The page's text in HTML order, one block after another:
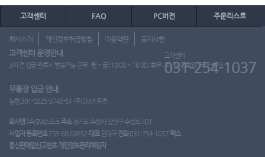
고객센터 FAQ PC버전 주문리스트
회사소개 개인정보취급방침 이용약관 공지사항
고객센터 운영안내
3시 전 입금 완료시 발송가능 근무 : 월 ~ 금 (10:00 ~ 16:00) 휴무 : 토, 일, 공휴일 (도매 불가)
고객센터
031-254-1037
무통장 입금 안내
농협 301-0225-3745-61 (주)SM스포츠
회사명 (주)SM스포츠주소경기도 수원시 장안구 수성로 401
사업자 등록번호759-88-00852 대표한대규 전화031-254-1037팩스
통신판매업신고번호 개인정보관리책임자